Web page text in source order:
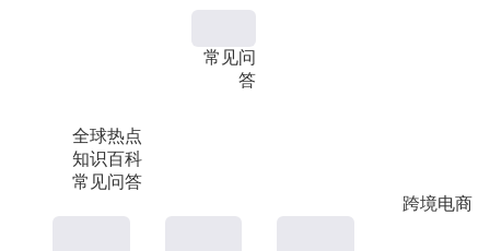
全球热点
知识百科
常见问答
常见问
答
跨境电商